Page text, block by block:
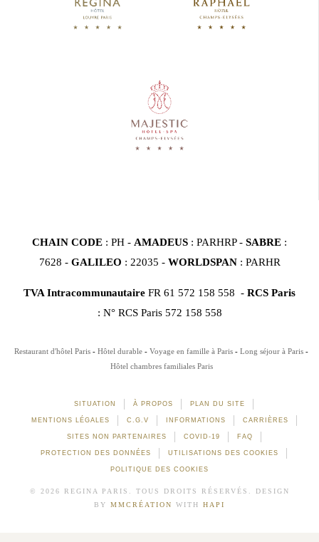
CHAIN CODE : PH - AMADEUS : PARHRP - SABRE :
7628 - GALILEO : 22035 - WORLDSPAN : PARHR
TVA Intracommunautaire FR 61 572 158 558 - RCS Paris
: N° RCS Paris 572 158 558
Restaurant d'hôtel Paris Hôtel durable Voyage en famille à Paris
Long séjour à Paris
Hôtel chambres familiales Paris
SITUATION À PROPOS PLAN DU SITE
MENTIONS LÉGALES C.G.V INFORMATIONS CARRIÈRES
SITES NON PARTENAIRES COVID-19 FAQ
PROTECTION DES DONNÉES UTILISATIONS DES COOKIES
POLITIQUE DES COOKIES
© 2026 REGINA PARIS. TOUS DROITS RÉSERVÉS. DESIGN
BY MMCRÉATION WITH HAPI